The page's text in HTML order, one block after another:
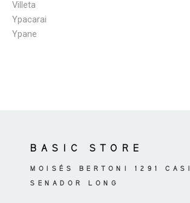
Villeta
Ypacarai
Ypane
BASIC STORE
MOISÉS BERTONI 1291 CASI
SENADOR LONG